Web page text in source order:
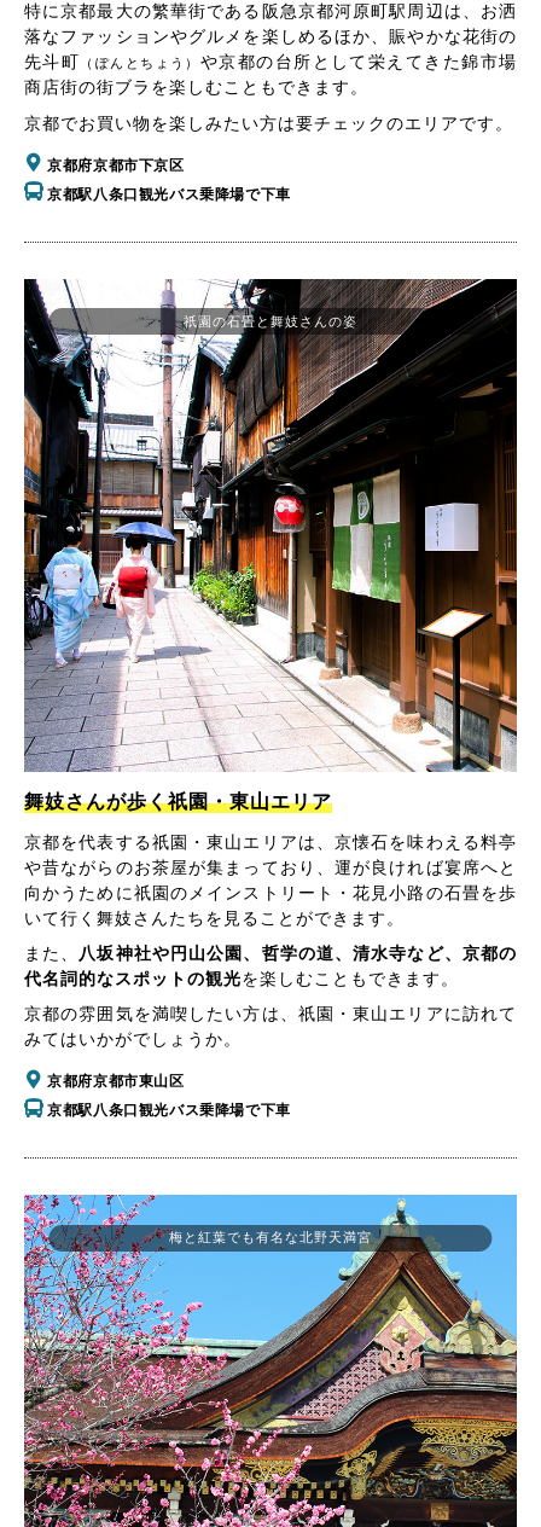
特に京都最大の繁華街である阪急京都河原町駅周辺は、お洒
落なファッションやグルメを楽しめるほか、賑やかな花街の
先斗町
（ぽんとちょう） や京都の台所として栄えてきた錦市場
商店街の街ブラを楽しむこともできます。
京都でお買い物を楽しみたい方は要チェックのエリアです。
京都府京都市下京区
京都駅八条口観光バス乗降場で下車
舞妓さんが歩く祇園・東山エリア
京都を代表する祇園・東山エリアは、京懐石を味わえる料亭
や昔ながらのお茶屋が集まっており、運が良ければ宴席へと
向かうために祇園のメインストリート・花見小路の石畳を歩
いて行く舞妓さんたちを見ることができます。
また、
八坂神社や円山公園、哲学の道、清水寺など、京都の
代名詞的なスポットの観光を楽しむこともできます。
京都の雰囲気を満喫したい方は、祇園・東山エリアに訪れて
みてはいかがでしょうか。
京都府京都市東山区
京都駅八条口観光バス乗降場で下車
祇園の石畳と舞妓さんの姿
梅と紅葉でも有名な北野天満宮